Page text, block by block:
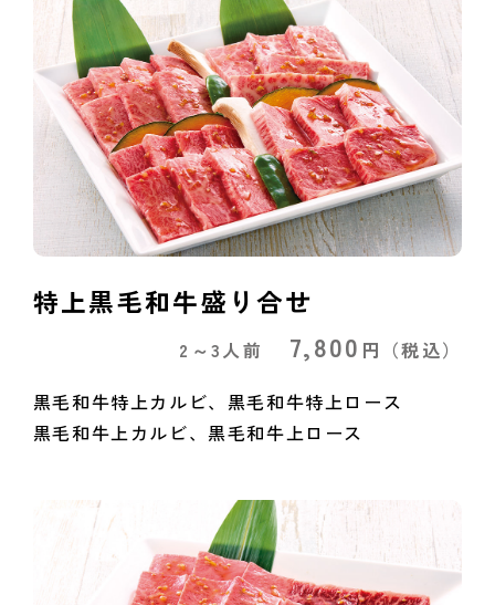
特上黒毛和牛盛り合せ
2～3人前 7,800 円 （税込）
黒毛和牛特上カルビ、黒毛和牛特上ロース
黒毛和牛上カルビ、黒毛和牛上ロース